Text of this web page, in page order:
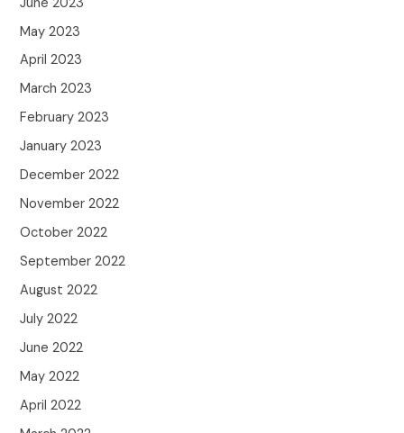
May 2023
April 2023
March 2023
February 2023
January 2023
December 2022
November 2022
October 2022
September 2022
August 2022
July 2022
June 2022
May 2022
April 2022